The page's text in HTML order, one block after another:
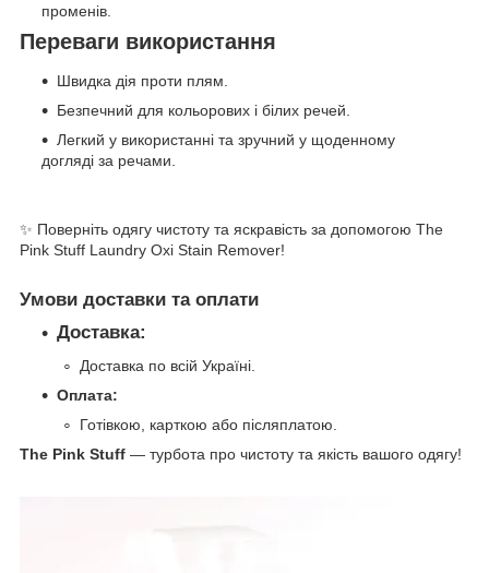
променів.
Переваги використання
Швидка дія проти плям.
Безпечний для кольорових і білих речей.
Легкий у використанні та зручний у щоденному
догляді за речами.
✨ Поверніть одягу чистоту та яскравість за допомогою The
Pink Stuff Laundry Oxi Stain Remover!
Умови доставки та оплати
Доставка:
Доставка по всій Україні.
Оплата:
Готівкою, карткою або післяплатою.
The Pink Stuff — турбота про чистоту та якість вашого одягу!